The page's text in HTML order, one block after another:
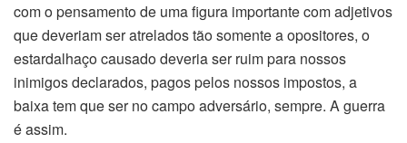
com o pensamento de uma figura importante com adjetivos
que deveriam ser atrelados tão somente a opositores, o
estardalhaço causado deveria ser ruim para nossos
inimigos declarados, pagos pelos nossos impostos, a
baixa tem que ser no campo adversário, sempre. A guerra
é assim.